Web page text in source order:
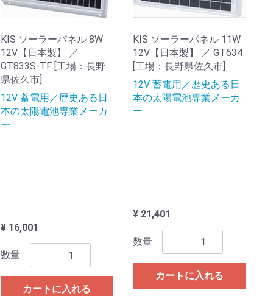
KIS ソーラーパネル 8W
12V【日本製】 ／
GT833S-TF [工場：長野
県佐久市]
12V 蓄電用／歴史ある日
本の太陽電池専業メーカ
ー
¥ 16,001
数量
カートに入れる
KIS ソーラーパネル 11W
12V【日本製】 ／ GT634
[工場：長野県佐久市]
12V 蓄電用／歴史ある日
本の太陽電池専業メーカ
ー
¥ 21,401
数量
カートに入れる